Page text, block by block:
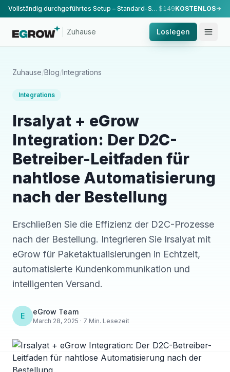
Vollständig durchgeführtes Setup – Standard-Setup, durchgeführt von unserem Team. $149KOSTENLOS
Zuhause Loslegen
Zuhause/Blog/Integrations
Integrations
Irsalyat + eGrow
Integration: Der D2C-
Betreiber-Leitfaden für
nahtlose Automatisierung
nach der Bestellung
Erschließen Sie die Effizienz der D2C-Prozesse
nach der Bestellung. Integrieren Sie Irsalyat mit
eGrow für Paketaktualisierungen in Echtzeit,
automatisierte Kundenkommunikation und
intelligenten Versand.
E eGrow Team
March 28, 2025 · 7 Min. Lesezeit